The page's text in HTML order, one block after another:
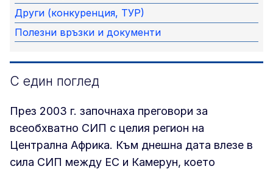
Други (конкуренция, ТУР)
Полезни връзки и документи
С един поглед
През 2003 г. започнаха преговори за
всеобхватно СИП с целия регион на
Централна Африка. Към днешна дата влезе в
сила СИП между ЕС и Камерун, което